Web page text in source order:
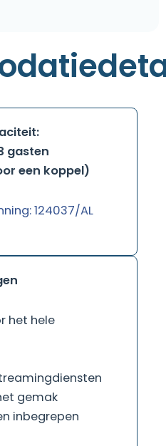
gasten
een koppel)
124037/AL
het hele
gemak
inbegrepen